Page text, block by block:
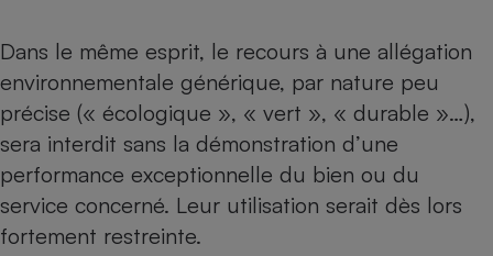
Dans le même esprit, le recours à une allégation
environnementale générique, par nature peu
précise (« écologique », « vert », « durable »…),
sera interdit sans la démonstration d’une
performance exceptionnelle du bien ou du
service concerné. Leur utilisation serait dès lors
fortement restreinte.